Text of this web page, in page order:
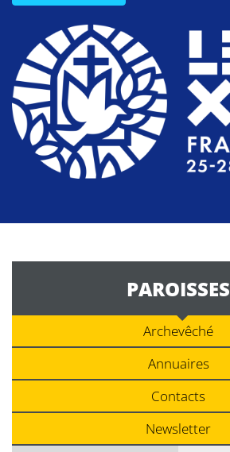
PAROISSES
Archevêché
Annuaires
Contacts
Newsletter